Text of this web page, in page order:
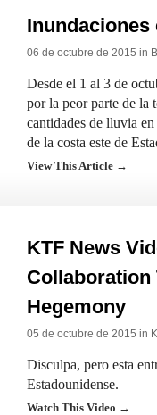
Inundaciones
06 de octubre de 2015 in
Desde el 1 al 3 de
por la peor parte de la
cantidades de lluvia
de la costa este de
View This Article →
KTF News
Collaboration
Hegemony
05 de octubre de 2015 in
Disculpa, pero esta
Estadounidense.
Watch This Video →